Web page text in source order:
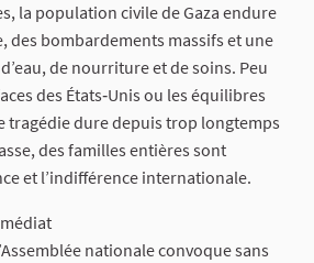
la population civile de Gaza endure
des bombardements massifs et une
de nourriture et de soins. Peu
des États‑Unis ou les équilibres
tragédie dure depuis trop longtemps
des familles entières sont
et l’indifférence internationale.
nationale convoque sans